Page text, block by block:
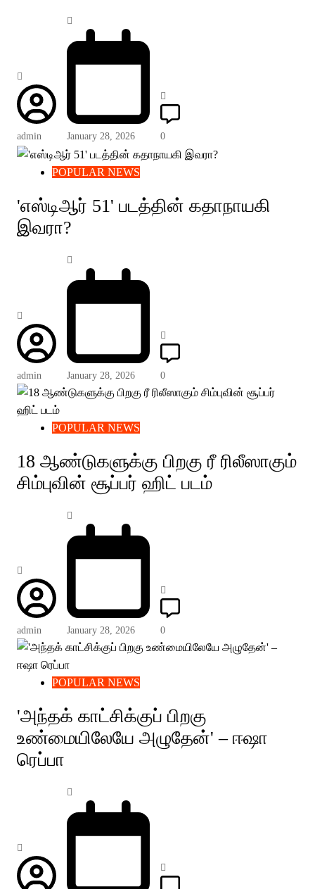
admin January 28, 2026 0
POPULAR NEWS
'எஸ்டிஆர் 51' படத்தின் கதாநாயகி
இவரா?
admin January 28, 2026 0
POPULAR NEWS
18 ஆண்டுகளுக்கு பிறகு ரீ ரிலீஸாகும்
சிம்புவின் சூப்பர் ஹிட் படம்
admin January 28, 2026 0
POPULAR NEWS
'அந்தக் காட்சிக்குப் பிறகு
உண்மையிலேயே அழுதேன்' – ஈஷா
ரெப்பா